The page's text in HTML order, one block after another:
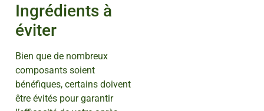
Ingrédients à
éviter
Bien que de nombreux
composants soient
bénéfiques, certains doivent
être évités pour garantir